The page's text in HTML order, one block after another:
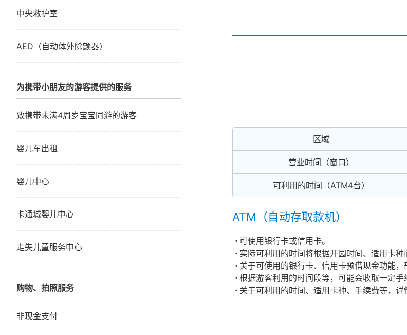
区域
营业时间（窗口）
可利用的时间（ATM4台）
ATM（自动存取款机）
可使用银行卡或信用卡。
实际可利用的时间将根据开园时间、适用卡种
关于可使用的银行卡、信用卡预借现金功能，
根据游客利用的时间段等，可能会收取一定手
关于可利用的时间、适用卡种、手续费等，详
中央救护室
AED（自动体外除颤器）
为携带小朋友的游客提供的服务
致携带未满4周岁宝宝同游的游客
婴儿车出租
婴儿中心
卡通城婴儿中心
走失儿童服务中心
购物、拍照服务
非现金支付